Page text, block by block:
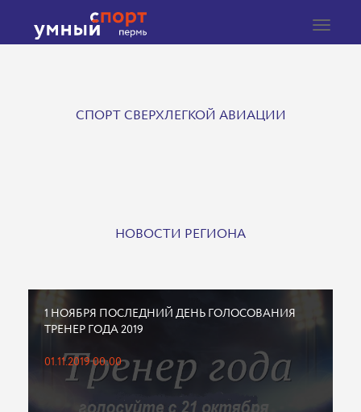
Toggle
СПОРТ СВЕРХЛЕГКОЙ АВИАЦИИ
НОВОСТИ РЕГИОНА
1 НОЯБРЯ ПОСЛЕДНИЙ ДЕНЬ ГОЛОСОВАНИЯ
ТРЕНЕР ГОДА 2019
01.11.2019 00:00